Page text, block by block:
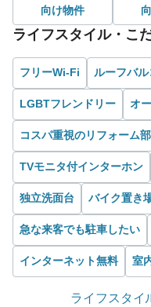
向け物件
ライフスタイル・こ
フリーWi-Fi ルーフバ
LGBTフレンドリー オ
コスパ重視のリフォーム
TVモニタ付インターホン
独立洗面台 バイク置き
急な来客でも駐車したい
インターネット無料 室
ライフスタイ